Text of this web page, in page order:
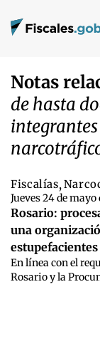
Notas
de hasta
Fiscalías,
Jueves 24 de mayo
Rosario:
una
estupefacientes
En línea con el
Rosario y la